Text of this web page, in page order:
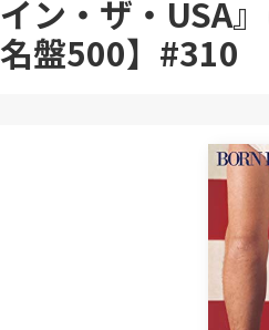
イン・ザ・USA
名盤500】#310